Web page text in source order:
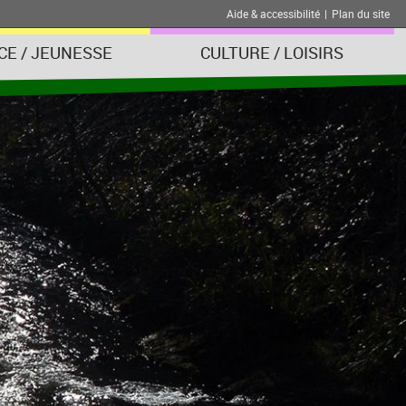
Aide & accessibilité | Plan du site
/ JEUNESSE CULTURE / LOISIRS